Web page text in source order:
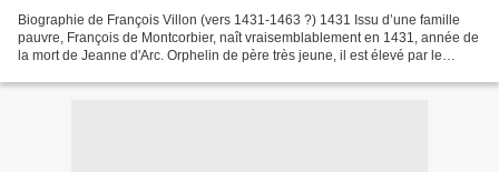
Biographie de François Villon (vers 1431-1463 ?) 1431 Issu d’une famille
pauvre, François de Montcorbier, naît vraisemblablement en 1431, année de
la mort de Jeanne d'Arc. Orphelin de père très jeune, il est élevé par le